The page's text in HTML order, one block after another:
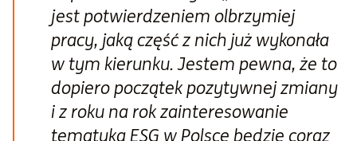
jest potwierdzeniem olbrzymiej
pracy, jaką część z nich już wykonała
w tym kierunku. Jestem pewna, że to
dopiero początek pozytywnej zmiany
i z roku na rok zainteresowanie
tematyką ESG w Polsce będzie coraz